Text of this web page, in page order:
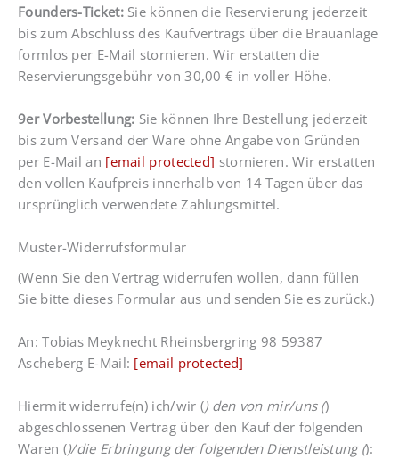
Founders-Ticket:Sie können die Reservierung jederzeit
bis zum Abschluss des Kaufvertrags über die Brauanlage
formlos per E-Mail stornieren. Wir erstatten die
Reservierungsgebühr von 30,00 € in voller Höhe.
9er Vorbestellung: Sie können Ihre Bestellung jederzeit
bis zum Versand der Ware ohne Angabe von Gründen
per E-Mail an [email protected] stornieren. Wir erstatten
den vollen Kaufpreis innerhalb von 14 Tagen über das
ursprünglich verwendete Zahlungsmittel.
Muster-Widerrufsformular
(Wenn Sie den Vertrag widerrufen wollen, dann füllen
Sie bitte dieses Formular aus und senden Sie es zurück.)
An: Tobias Meyknecht Rheinsbergring 98 59387
Ascheberg E-Mail: [email protected]
Hiermit widerrufe(n) ich/wir () den von mir/uns ()
abgeschlossenen Vertrag über den Kauf der folgenden
Waren ()/die Erbringung der folgenden Dienstleistung ():